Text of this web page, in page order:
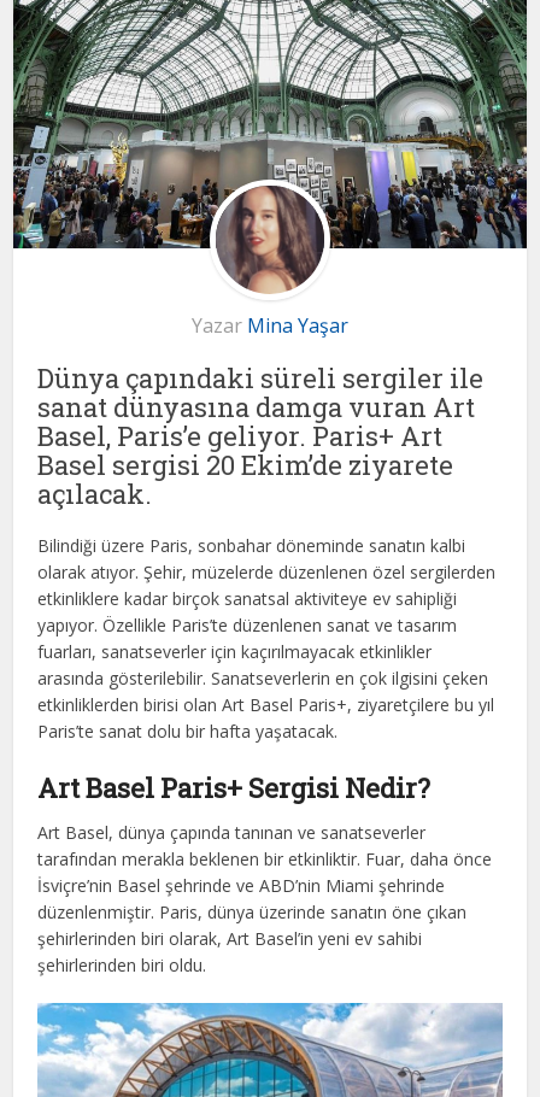
Yazar Mina Yaşar
Dünya çapındaki süreli sergiler ile
sanat dünyasına damga vuran Art
Basel, Paris’e geliyor. Paris+ Art
Basel sergisi 20 Ekim’de ziyarete
açılacak.
Bilindiği üzere Paris, sonbahar döneminde sanatın kalbi
olarak atıyor. Şehir, müzelerde düzenlenen özel sergilerden
etkinliklere kadar birçok sanatsal aktiviteye ev sahipliği
yapıyor. Özellikle Paris’te düzenlenen sanat ve tasarım
fuarları, sanatseverler için kaçırılmayacak etkinlikler
arasında gösterilebilir. Sanatseverlerin en çok ilgisini çeken
etkinliklerden birisi olan Art Basel Paris+, ziyaretçilere bu yıl
Paris’te sanat dolu bir hafta yaşatacak.
Art Basel Paris+ Sergisi Nedir?
Art Basel, dünya çapında tanınan ve sanatseverler
tarafından merakla beklenen bir etkinliktir. Fuar, daha önce
İsviçre’nin Basel şehrinde ve ABD’nin Miami şehrinde
düzenlenmiştir. Paris, dünya üzerinde sanatın öne çıkan
şehirlerinden biri olarak, Art Basel’in yeni ev sahibi
şehirlerinden biri oldu.